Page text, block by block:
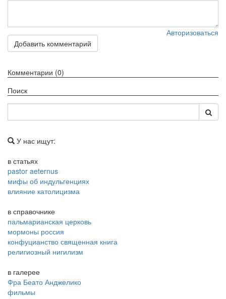
Авторизоваться
Добавить комментарий
Комментарии (0)
Поиск
У нас ищут:
в статьях
pastor aeternus
мифы об индульгенциях
влияние католицизма
в справочнике
пальмарианская церковь
мормоны россия
конфуцианство священная книга
религиозный нигилизм
в галерее
Фра Беато Анджелико
фильмы